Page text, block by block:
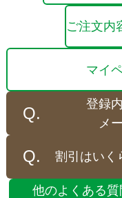
ご注文内
マイ
登録
メ
割引はいく
他のよくある質